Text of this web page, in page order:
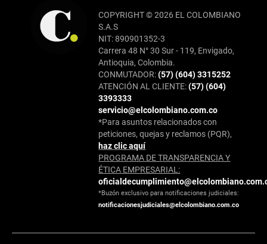
COPYRIGHT © 2026 EL COLOMBIANO
S.A.S
NIT: 890901352-3
Carrera 48 N° 30 Sur - 119, Envigado,
Antioquia, Colombia.
CONMUTADOR:(57) (604) 3315252
ATENCIÓN AL CLIENTE:(57) (604)
3393333
servicio@elcolombiano.com.co
*Para asuntos relacionados con
peticiones, quejas y reclamos (PQR),
haz clic aquí
PROGRAMA DE TRANSPARENCIA Y
ÉTICA EMPRESARIAL:
*Buzón exclusivo para notificaciones judiciales:
notificacionesjudiciales@elcolombiano.com.co